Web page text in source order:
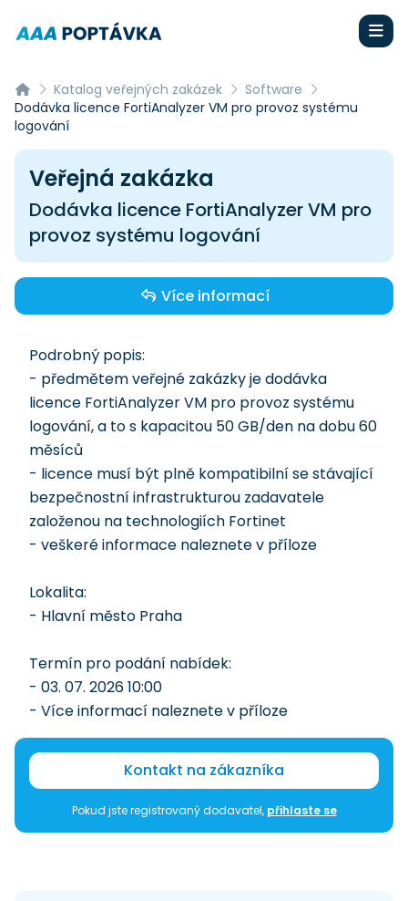
Katalog veřejných zakázek
Software
Dodávka licence FortiAnalyzer VM pro provoz systému
logování
Veřejná zakázka
Dodávka licence FortiAnalyzer VM pro
provoz systému logování
Více informací
Podrobný popis:
- předmětem veřejné zakázky je dodávka
licence FortiAnalyzer VM pro provoz systému
logování, a to s kapacitou 50 GB/den na dobu 60
měsíců
- licence musí být plně kompatibilní se stávající
bezpečnostní infrastrukturou zadavatele
založenou na technologiích Fortinet
- veškeré informace naleznete v příloze
Lokalita:
- Hlavní město Praha
Termín pro podání nabídek:
- 03. 07. 2026 10:00
- Více informací naleznete v příloze
Kontakt na zákazníka
Pokud jste registrovaný dodavatel, přihlaste se